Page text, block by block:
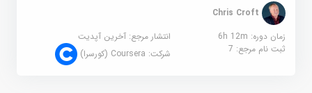
Chris Croft
زمان دوره: 6h 12m
انتشار مرجع:آخرین آپدیت
ثبت نام مرجع:7 شرکت:Coursera (کورسرا)